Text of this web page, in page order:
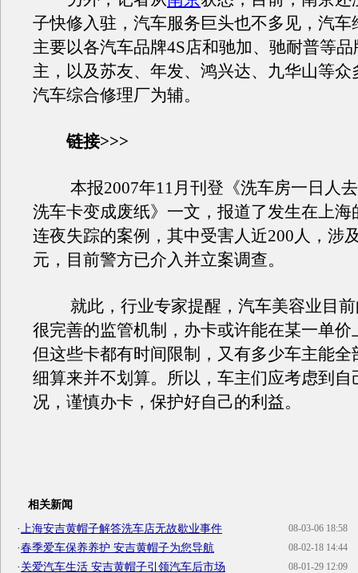
子快修入驻，汽车服务巨头也不多见，汽车
主要以各汽车品牌4S店和驰加、驰耐普等
主，以及苏友、年发、鸿兴达、九华山等众
汽车综合修理厂为辅。
链接>>>
本报2007年11月刊登《洗车房一日人去
洗车卡变成废纸》一文，报道了发生在上海
连夜失踪的案例，其中受害人近200人，涉
元，目前警方已介入并立案调查。
就此，行业专家提醒，汽车美容业目前
很完善的监管机制，办卡或许能在某一单价
但这些卡都有时间限制，又有多少车主能全
细算来并不划算。所以，车主们应考虑到自
况，谨慎办卡，保护好自己的利益。
相关新闻
08-03-06 18:58
· 上海安吉黄帽子解答洗车店无故歇业事件
08-02-18 14:44
·春季爱车保养养护 安吉黄帽子为您导航
08-01-29 12:09
·关爱汽车生活 安吉黄帽子引领汽车后市场